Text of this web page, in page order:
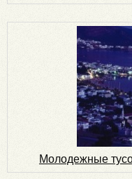
Молодежные